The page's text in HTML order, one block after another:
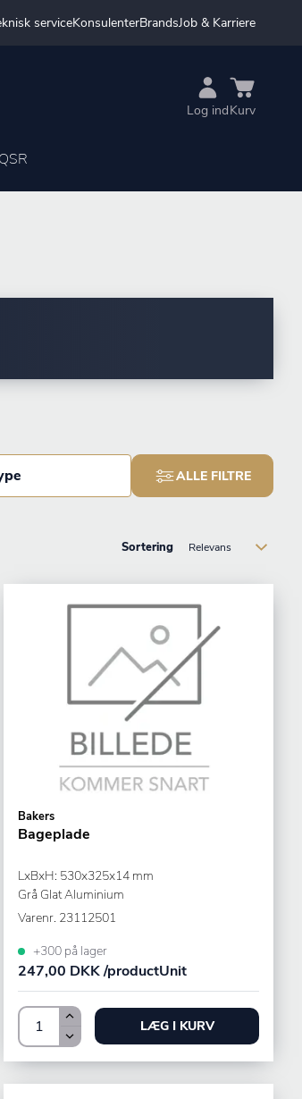
serviceKonsulenterBrandsJob & Karriere
Log indKurv
QSR
ALLE FILTRE
Sortering
Bakers
Bageplade
LxBxH: 530x325x14 mm
Grå Glat Aluminium
Varenr. 23112501
+300 på lager
247,00 DKK /productUnit
LÆG I KURV